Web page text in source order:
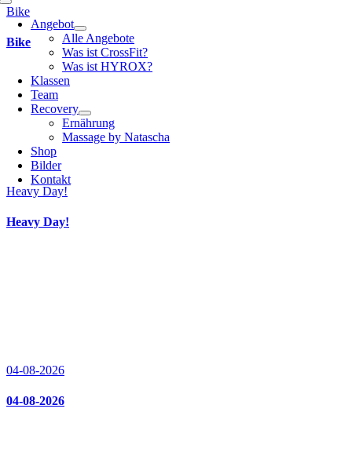
Toggle
NavigationAngebot
Alle Angebote
Was ist CrossFit?
Was ist HYROX?
Klassen
Team
Recovery
Ernährung
Massage by Natascha
Shop
Bilder
Kontakt
Bike
Bike
Heavy Day!
Heavy Day!
04-08-2026
04-08-2026